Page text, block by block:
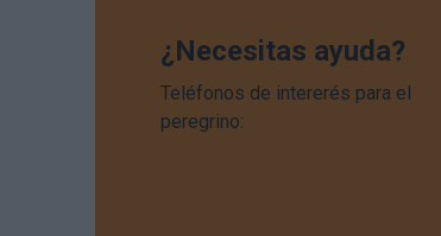
¿Necesitas ayuda?
Teléfonos de intererés para el
peregrino: